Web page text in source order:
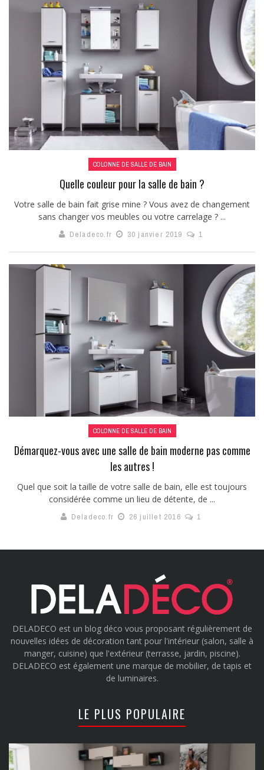
COLONNE DE SALLE DE BAIN
Quelle couleur pour la salle de bain ?
Votre salle de bain fait grise mine ? Vous avez de changement
sans changer vos meubles ou votre carrelage ? ...
Deladeco.fr 30 janvier 2019 1
COLONNE DE SALLE DE BAIN
Démarquez-vous avec une salle de bain moderne pas comme
les autres !
Quel que soit la taille de votre salle de bain, elle est toujours
considérée comme un lieu de détente, de ...
Deladeco.fr 26 juillet 2016 1
DELADECO est un blog déco vous proposant régulièrement de
nouvelles idées de décoration tant pour l'intérieur (salon, salle à
manger, cuisine) que l'extérieur (terrasse, jardin, piscine).
DELADECO est également une marque de mobilier, de tapis et
de luminaires.
LE PLUS POPULAIRE